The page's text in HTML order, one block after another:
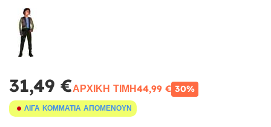
31,49 €ΑΡΧΙΚΉ ΤΙΜΉ44,99 € 30%
ΛΊΓΑ ΚΟΜΜΆΤΙΑ ΑΠΟΜΈΝΟΥΝ